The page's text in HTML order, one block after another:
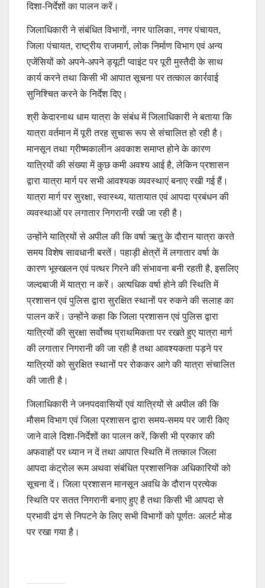
दिशा-निर्देशों का पालन करें।
जिलाधिकारी ने संबंधित विभागों, नगर पालिका, नगर पंचायत,
जिला पंचायत, राष्ट्रीय राजमार्ग, लोक निर्माण विभाग एवं अन्य
एजेंसियों को अपने-अपने ड्यूटी प्वाइंट पर पूरी मुस्तैदी के साथ
कार्य करने तथा किसी भी आपात सूचना पर तत्काल कार्रवाई
सुनिश्चित करने के निर्देश दिए।
श्री केदारनाथ धाम यात्रा के संबंध में जिलाधिकारी ने बताया कि
यात्रा वर्तमान में पूरी तरह सुचारू रूप से संचालित हो रही है।
मानसून तथा ग्रीष्मकालीन अवकाश समाप्त होने के कारण
यात्रियों की संख्या में कुछ कमी अवश्य आई है, लेकिन प्रशासन
द्वारा यात्रा मार्ग पर सभी आवश्यक व्यवस्थाएं बनाए रखी गई हैं।
यात्रा मार्ग पर सुरक्षा, स्वास्थ्य, यातायात एवं आपदा प्रबंधन की
व्यवस्थाओं पर लगातार निगरानी रखी जा रही है।
उन्होंने यात्रियों से अपील की कि वर्षा ऋतु के दौरान यात्रा करते
समय विशेष सावधानी बरतें। पहाड़ी क्षेत्रों में लगातार वर्षा के
कारण भूस्खलन एवं पत्थर गिरने की संभावना बनी रहती है, इसलिए
जल्दबाजी में यात्रा न करें। अत्यधिक वर्षा होने की स्थिति में
प्रशासन एवं पुलिस द्वारा सुरक्षित स्थानों पर रुकने की सलाह का
पालन करें। उन्होंने कहा कि जिला प्रशासन एवं पुलिस द्वारा
यात्रियों की सुरक्षा सर्वोच्च प्राथमिकता पर रखते हुए यात्रा मार्ग
की लगातार निगरानी की जा रही है तथा आवश्यकता पड़ने पर
यात्रियों को सुरक्षित स्थानों पर रोककर आगे की यात्रा संचालित
की जाती है।
जिलाधिकारी ने जनपदवासियों एवं यात्रियों से अपील की कि
मौसम विभाग एवं जिला प्रशासन द्वारा समय-समय पर जारी किए
जाने वाले दिशा-निर्देशों का पालन करें, किसी भी प्रकार की
अफवाहों पर ध्यान न दें तथा आपात स्थिति में तत्काल जिला
आपदा कंट्रोल रूम अथवा संबंधित प्रशासनिक अधिकारियों को
सूचना दें। जिला प्रशासन मानसून अवधि के दौरान प्रत्येक
स्थिति पर सतत निगरानी बनाए हुए है तथा किसी भी आपदा से
प्रभावी ढंग से निपटने के लिए सभी विभागों को पूर्णतः अलर्ट मोड
पर रखा गया है।